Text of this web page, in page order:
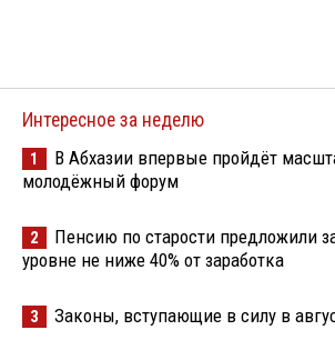
Интересное за неделю
1
В Абхазии впервые пройдёт
молодёжный форум
2
Пенсию по старости предложили
уровне не ниже 40% от заработка
3 Законы, вступающие в силу в